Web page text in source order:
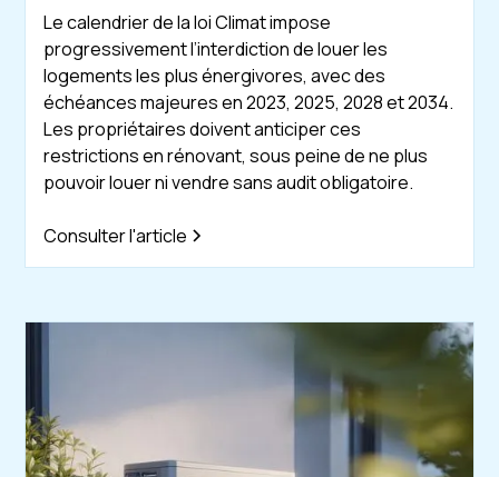
Le calendrier de la loi Climat impose
progressivement l’interdiction de louer les
logements les plus énergivores, avec des
échéances majeures en 2023, 2025, 2028 et 2034.
Les propriétaires doivent anticiper ces
restrictions en rénovant, sous peine de ne plus
pouvoir louer ni vendre sans audit obligatoire.
Consulter l'article